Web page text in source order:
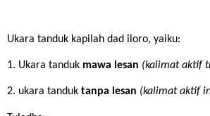
Ukara tanduk kapilah dad iloro, yaiku:
1. Ukara tanduk mawa lesan (kalimat aktif
2. ukara tanduk tanpa lesan (kalimat aktif